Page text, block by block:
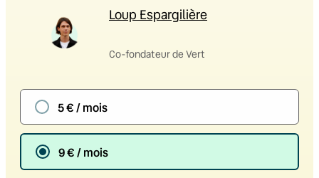
Loup Espargilière
Co-fondateur de Vert
5 € / mois
9 € / mois